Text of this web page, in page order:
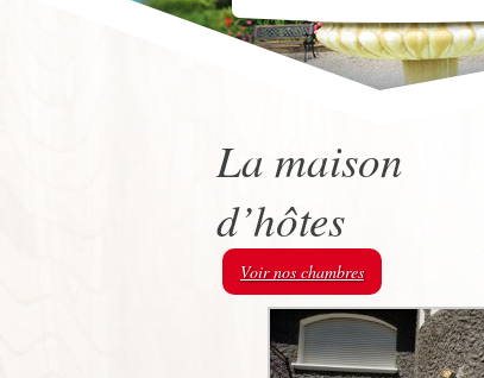
La maison
d’hôtes
Voir nos chambres